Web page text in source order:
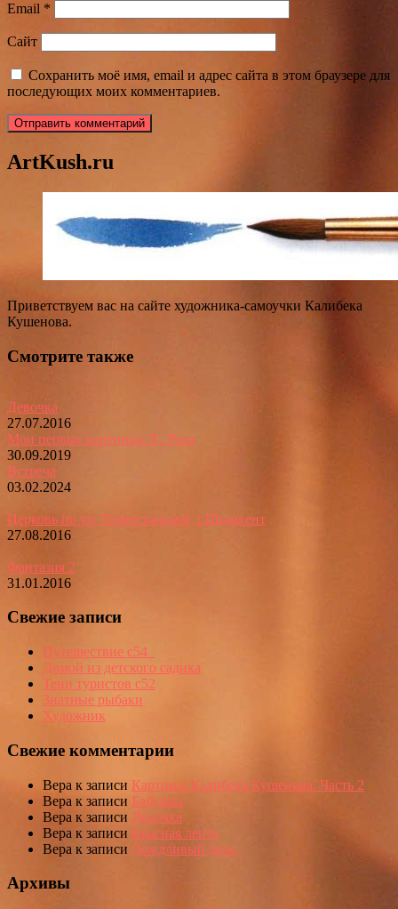
Email *
Сайт
Сохранить моё имя, email и адрес сайта в этом браузере для
последующих моих комментариев.
ArtKush.ru
Приветствуем вас на сайте художника-самоучки Калибека
Кушенова.
Смотрите также
Девочка
27.07.2016
Мои первые картинки Л . Роза
30.09.2019
Встреча
03.02.2024
Церковь по ул. Туркестанской, г.Шымкент
27.08.2016
Фантазия 2
31.01.2016
Свежие записи
Путешествие с54_
Домой из детского садика
Тени туристов с52
Знатные рыбаки
Художник
Свежие комментарии
Вера к записи Картины Калибека Кушенова: Часть 2
Вера к записи Бабушка
Вера к записи Девочка
Вера к записи Красная лента
Вера к записи Дождливый день
Архивы